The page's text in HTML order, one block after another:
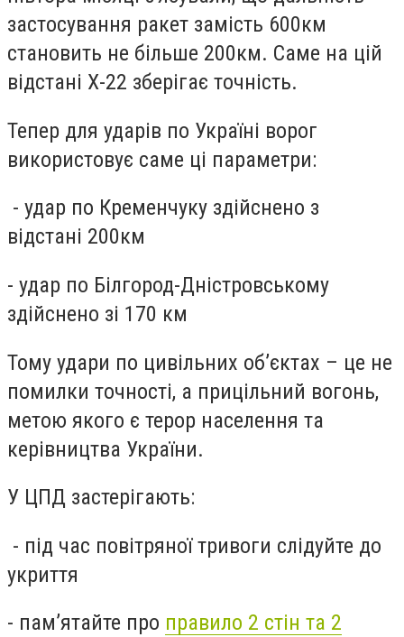
застосування ракет замість 600км
становить не більше 200км. Саме на цій
відстані Х-22 зберігає точність.
Тепер для ударів по Україні ворог
використовує саме ці параметри:
- удар по Кременчуку здійснено з
відстані 200км
- удар по Білгород-Дністровському
здійснено зі 170 км
Тому удари по цивільних об’єктах – це не
помилки точності, а прицільний вогонь,
метою якого є терор населення та
керівництва України.
У ЦПД застерігають:
- під час повітряної тривоги слідуйте до
укриття
- пам’ятайте про правило 2 стін та 2